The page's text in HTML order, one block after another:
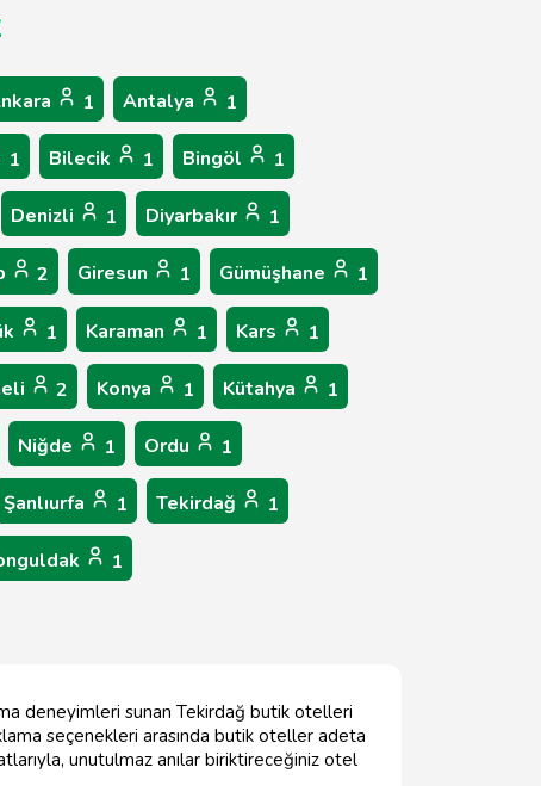
1 Antalya 1
1 Bilecik 1 Bingöl 1
Denizli 1 Diyarbakır 1
2 Giresun 1 Gümüşhane 1
1 Karaman 1 Kars 1
2 Konya 1 Kütahya 1
Niğde 1 Ordu 1
Şanlıurfa 1 Tekirdağ 1
1
deneyimleri sunan Tekirdağ butik otelleri
seçenekleri arasında butik oteller adeta
unutulmaz anılar biriktireceğiniz otel